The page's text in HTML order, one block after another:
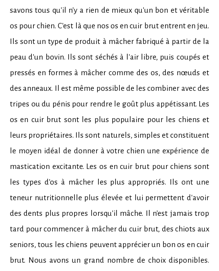
savons tous qu'il n'y a rien de mieux qu'un bon et véritable
os pour chien. C'est là que nos os en cuir brut entrent en jeu.
Ils sont un type de produit à mâcher fabriqué à partir de la
peau d'un bovin. Ils sont séchés à l'air libre, puis coupés et
pressés en formes à mâcher comme des os, des nœuds et
des anneaux. Il est même possible de les combiner avec des
tripes ou du pénis pour rendre le goût plus appétissant. Les
os en cuir brut sont les plus populaire pour les chiens et
leurs propriétaires. Ils sont naturels, simples et constituent
le moyen idéal de donner à votre chien une expérience de
mastication excitante. Les os en cuir brut pour chiens sont
les types d'os à mâcher les plus appropriés. Ils ont une
teneur nutritionnelle plus élevée et lui permettent d'avoir
des dents plus propres lorsqu'il mâche. Il n'est jamais trop
tard pour commencer à mâcher du cuir brut, des chiots aux
seniors, tous les chiens peuvent apprécier un bon os en cuir
brut. Nous avons un grand nombre de choix disponibles.